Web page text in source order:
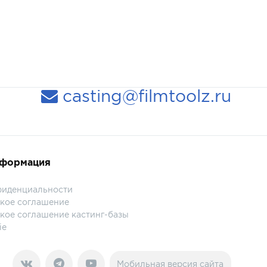
casting@filmtoolz.ru
соглашение
соглашение кастинг-базы
Мобильная версия сайта